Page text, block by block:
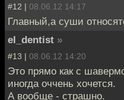
#12 | 08.06.12 14:17
Главный,а суши
el_dentist »
#13 | 08.06.12 14:20
Это прямо как с
иногда оччень хочется.
А вообще - страшно.